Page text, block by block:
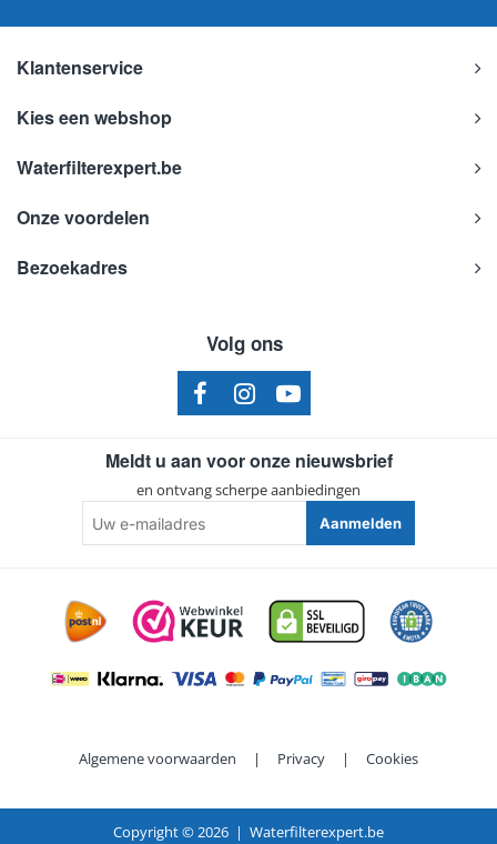
Klantenservice
Kies een webshop
Waterfilterexpert.be
Onze voordelen
Bezoekadres
Volg ons
Meldt u aan voor onze nieuwsbrief
en ontvang scherpe aanbiedingen
e-
mailadres
Aanmelden
Algemene voorwaarden | Privacy | Cookies
Copyright ©2026 | Waterfilterexpert.be